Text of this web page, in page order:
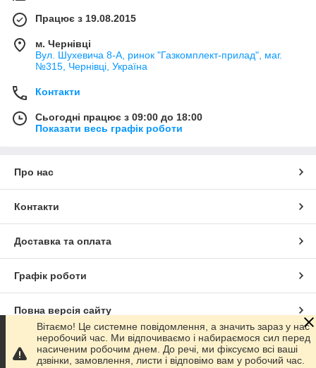
Працює з 19.08.2015
м. Чернівці
Вул. Шухевича 8-А, ринок "Газкомплект-прилад", маг.
№315, Чернівці, Україна
Контакти
Сьогодні працює з 09:00 до 18:00
Показати весь графік роботи
Про нас
Контакти
Доставка та оплата
Графік роботи
Повна версія сайту
Сайт створено на маркетплейсіProm.ua
Вітаємо! Це системне повідомлення, а значить зараз у нас
неробочий час. Ми відпочиваємо і набираємося сил перед
насиченим робочим днем. До речі, ми фіксуємо всі ваші
дзвінки, замовлення, листи і відповімо вам у робочий час.